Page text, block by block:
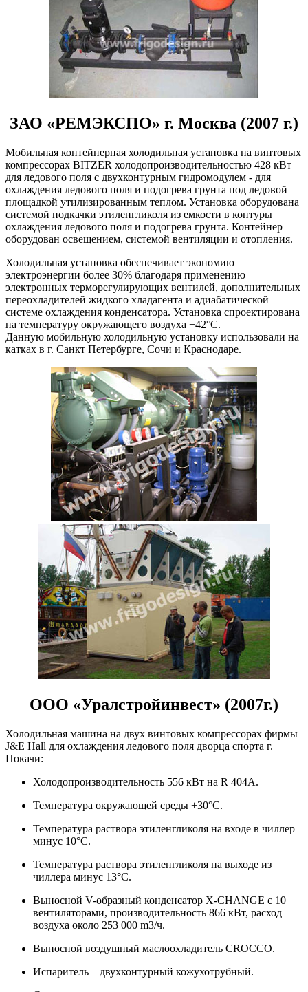
ЗАО «РЕМЭКСПО» г. Москва (2007 г.)
Мобильная контейнерная холодильная установка на винтовых
компрессорах BITZER холодопроизводительностью 428 кВт
для ледового поля с двухконтурным гидромодулем - для
охлаждения ледового поля и подогрева грунта под ледовой
площадкой утилизированным теплом. Установка оборудована
системой подкачки этиленгликоля из емкости в контуры
охлаждения ледового поля и подогрева грунта. Контейнер
оборудован освещением, системой вентиляции и отопления.
Холодильная установка обеспечивает экономию
электроэнергии более 30% благодаря применению
электронных терморегулирующих вентилей, дополнительных
переохладителей жидкого хладагента и адиабатической
системе охлаждения конденсатора. Установка спроектирована
на температуру окружающего воздуха +42°С.
Данную мобильную холодильную установку использовали на
катках в г. Санкт Петербурге, Сочи и Краснодаре.
ООО «Уралстройинвест» (2007г.)
Холодильная машина на двух винтовых компрессорах фирмы
J&E Hall для охлаждения ледового поля дворца спорта г.
Покачи:
Холодопроизводительность 556 кВт на R 404A.
Температура окружающей среды +30°С.
Температура раствора этиленгликоля на входе в чиллер
минус 10°С.
Температура раствора этиленгликоля на выходе из
чиллера минус 13°С.
Выносной V-образный конденсатор Х-CHANGE c 10
вентиляторами, производительность 866 кВт, расход
воздуха около 253 000 m3/ч.
Выносной воздушный маслоохладитель CROCCO.
Испаритель – двухконтурный кожухотрубный.